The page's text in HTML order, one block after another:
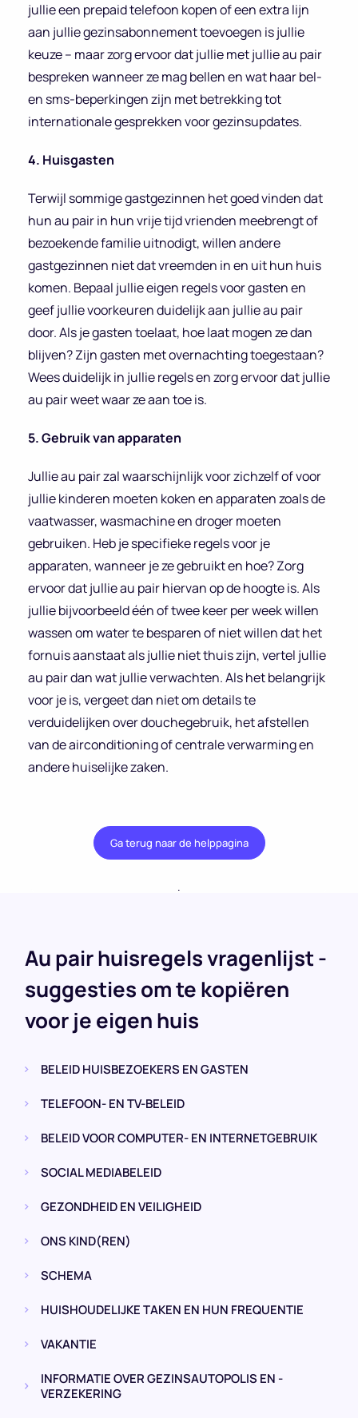
jullie een prepaid telefoon kopen of een extra lijn
aan jullie gezinsabonnement toevoegen is jullie
keuze – maar zorg ervoor dat jullie met jullie au pair
bespreken wanneer ze mag bellen en wat haar bel-
en sms-beperkingen zijn met betrekking tot
internationale gesprekken voor gezinsupdates.
4. Huisgasten
Terwijl sommige gastgezinnen het goed vinden dat
hun au pair in hun vrije tijd vrienden meebrengt of
bezoekende familie uitnodigt, willen andere
gastgezinnen niet dat vreemden in en uit hun huis
komen. Bepaal jullie eigen regels voor gasten en
geef jullie voorkeuren duidelijk aan jullie au pair
door. Als je gasten toelaat, hoe laat mogen ze dan
blijven? Zijn gasten met overnachting toegestaan?
Wees duidelijk in jullie regels en zorg ervoor dat jullie
au pair weet waar ze aan toe is.
5. Gebruik van apparaten
Jullie au pair zal waarschijnlijk voor zichzelf of voor
jullie kinderen moeten koken en apparaten zoals de
vaatwasser, wasmachine en droger moeten
gebruiken. Heb je specifieke regels voor je
apparaten, wanneer je ze gebruikt en hoe? Zorg
ervoor dat jullie au pair hiervan op de hoogte is. Als
jullie bijvoorbeeld één of twee keer per week willen
wassen om water te besparen of niet willen dat het
fornuis aanstaat als jullie niet thuis zijn, vertel jullie
au pair dan wat jullie verwachten. Als het belangrijk
voor je is, vergeet dan niet om details te
verduidelijken over douchegebruik, het afstellen
van de airconditioning of centrale verwarming en
andere huiselijke zaken.
Ga terug naar de helppagina
.
Au pair huisregels vragenlijst -
suggesties om te kopiëren
voor je eigen huis
BELEID HUISBEZOEKERS EN GASTEN
TELEFOON- EN TV-BELEID
BELEID VOOR COMPUTER- EN INTERNETGEBRUIK
SOCIAL MEDIABELEID
GEZONDHEID EN VEILIGHEID
ONS KIND(REN)
SCHEMA
HUISHOUDELIJKE TAKEN EN HUN FREQUENTIE
VAKANTIE
INFORMATIE OVER GEZINSAUTOPOLIS EN -
VERZEKERING